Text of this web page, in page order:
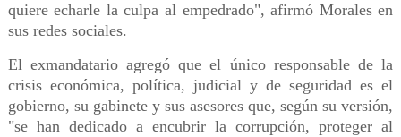
quiere echarle la culpa al empedrado", afirmó Morales en
sus redes sociales.
El exmandatario agregó que el único responsable de la
crisis económica, política, judicial y de seguridad es el
gobierno, su gabinete y sus asesores que, según su versión,
"se han dedicado a encubrir la corrupción, proteger al